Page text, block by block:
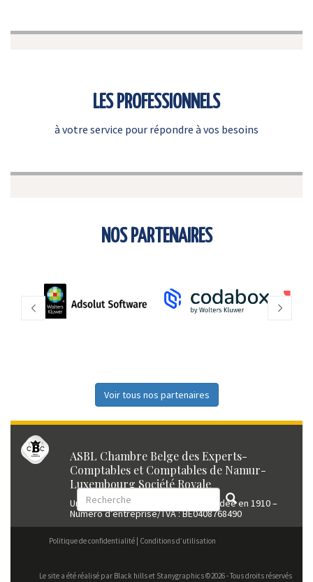
LES PROFESSIONNELS
à votre service pour répondre à vos besoins
NOS PARTENAIRES
Voir tous nos partenaires
ASBL Chambre Belge des Experts-
Comptables et Comptables de Namur-
Luxembourg Société Royale
Union professionnelle reconnue fondée en 1910 –
Numéro d’entreprise/TVA : BE0408768490
Politique de confidentialité Conditions d’utilisation
Le site a été réalisé par Black hillset Stanygraphics ©2026 - Tous droits réservés